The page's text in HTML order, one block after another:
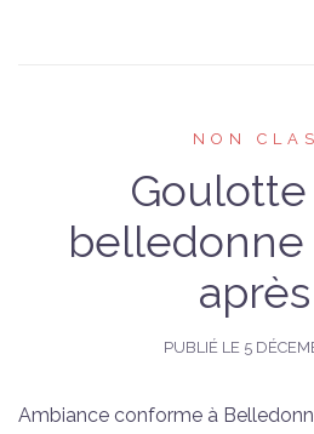
NON
belledonne
PUBLIÉ LE 5
Ambiance conforme à